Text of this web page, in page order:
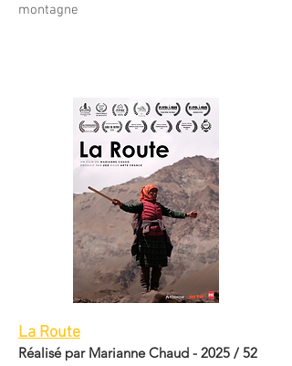
montagne
La Route
Réalisé par Marianne Chaud - 2025 / 52